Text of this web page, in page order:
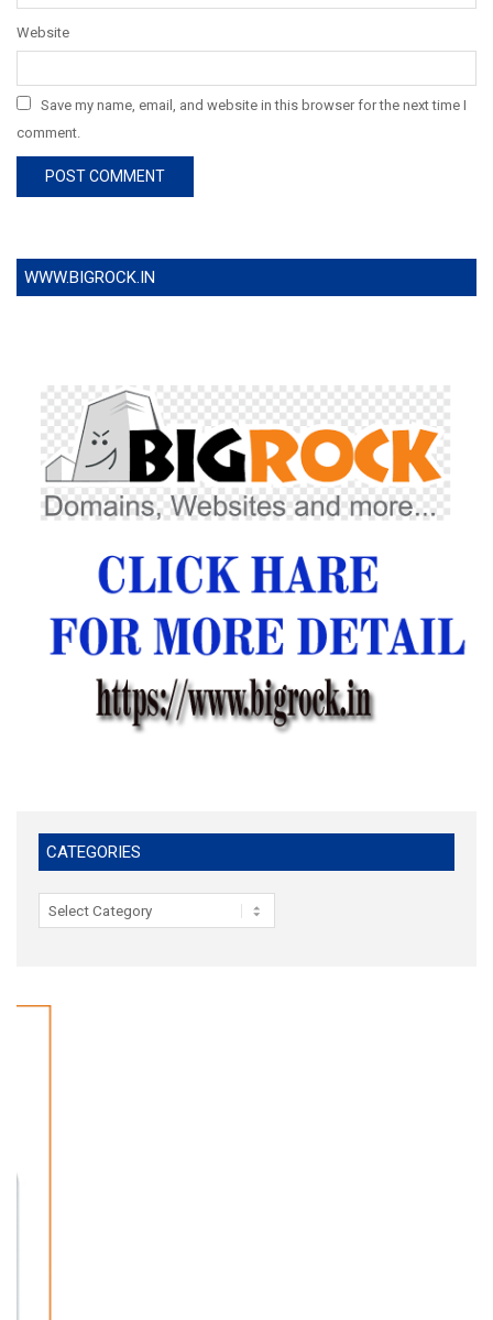
Website
Save my name, email, and website in this browser for the next time I
comment.
WWW.BIGROCK.IN
CATEGORIES
Categories